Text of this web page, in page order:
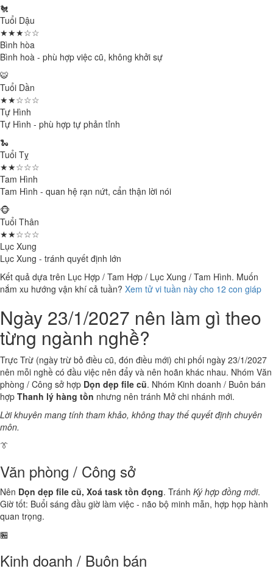
🐔
Tuổi Dậu
★★★☆☆
Bình hòa
Bình hoà - phù hợp việc cũ, không khởi sự
🐯
Tuổi Dần
★★☆☆☆
Tự Hình
Tự Hình - phù hợp tự phản tỉnh
🐍
Tuổi Tỵ
★★☆☆☆
Tam Hình
Tam Hình - quan hệ rạn nứt, cẩn thận lời nói
🐵
Tuổi Thân
★★☆☆☆
Lục Xung
Lục Xung - tránh quyết định lớn
Kết quả dựa trên Lục Hợp / Tam Hợp / Lục Xung / Tam Hình. Muốn
nắm xu hướng vận khí cả tuần? Xem tử vi tuần này cho 12 con giáp
Ngày 23/1/2027 nên làm gì theo
từng ngành nghề?
Trực Trừ (ngày trừ bỏ điều cũ, đón điều mới) chi phối ngày 23/1/2027
nên mỗi nghề có đầu việc nên đẩy và nên hoãn khác nhau. Nhóm Văn
phòng / Công sở hợp Dọn dẹp file cũ. Nhóm Kinh doanh / Buôn bán
hợp Thanh lý hàng tồn nhưng nên tránh Mở chi nhánh mới.
Lời khuyên mang tính tham khảo, không thay thế quyết định chuyên
môn.
👔
Văn phòng / Công sở
Nên Dọn dẹp file cũ, Xoá task tồn đọng. Tránh Ký hợp đồng mới.
Giờ tốt: Buổi sáng đầu giờ làm việc - não bộ minh mẫn, hợp họp hành
quan trọng.
🏪
Kinh doanh / Buôn bán